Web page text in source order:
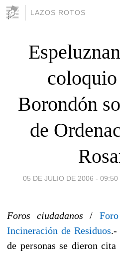
LAZOS ROTOS
coloquio
Borondón
de
05 DE JULIO DE 2006 - 09:50
Foros ciudadanos /
Incineración de Residuos.-
de personas se dieron